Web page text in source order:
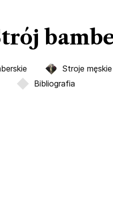
Stroje męskie
Bibliografia